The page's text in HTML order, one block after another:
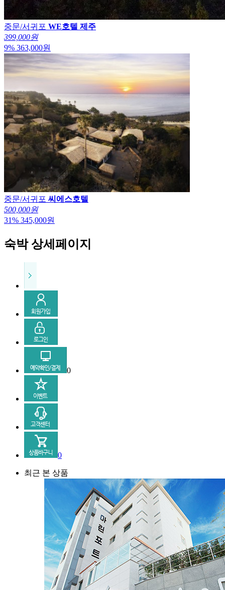
중문/서귀포 WE호텔 제주
399,000원
9% 363,000원
중문/서귀포 씨에스호텔
500,000원
31% 345,000원
숙박 상세페이지
0
0
최근 본 상품